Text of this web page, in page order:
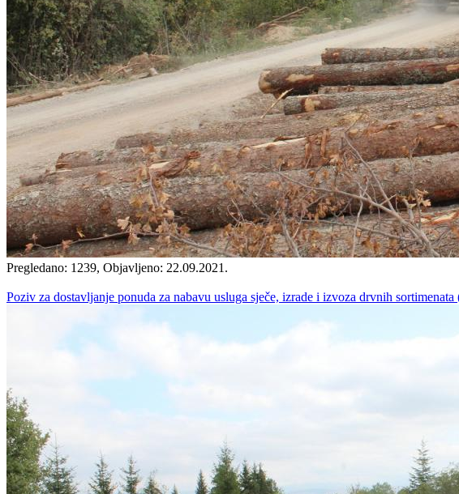
Pregledano: 1239, Objavljeno: 22.09.2021.
Poziv za dostavljanje ponuda za nabavu usluga sječe, izrade i izvoza drvnih